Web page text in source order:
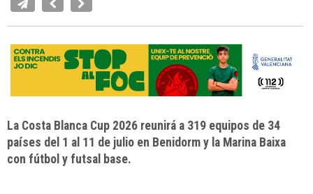
La Costa Blanca Cup 2026 reunirá a 319 equipos de 34
países del 1 al 11 de julio en Benidorm y la Marina Baixa
con fútbol y futsal base.